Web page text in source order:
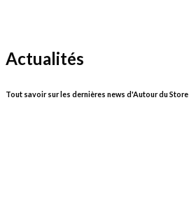
Actualités
Tout savoir sur les dernières news d'Autour du Store